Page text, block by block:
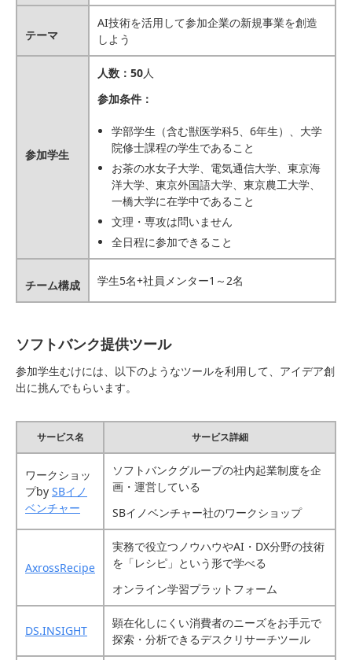
テーマ
AI技術を活用して参加企業の新規事業を創造
しよう
参加学生
人数：50人
参加条件：
学部学生（含む獣医学科5、6年生）、大学
院修士課程の学生であること
お茶の水女子大学、電気通信大学、東京海
洋大学、東京外国語大学、東京農工大学、
一橋大学に在学中であること
文理・専攻は問いません
全日程に参加できること
チーム構成 学生5名+社員メンター1～2名
ソフトバンク提供ツール
参加学生むけには、以下のようなツールを利用して、アイデア創
出に挑んでもらいます。
サービス名 サービス詳細
ワークショッ
プby SBイノ
ベンチャー
ソフトバンクグループの社内起業制度を企
画・運営している
SBイノベンチャー社のワークショップ
AxrossRecipe
実務で役立つノウハウやAI・DX分野の技術
を「レシピ」という形で学べる
オンライン学習プラットフォーム
DS.INSIGHT
顕在化しにくい消費者のニーズをお手元で
探索・分析できるデスクリサーチツール